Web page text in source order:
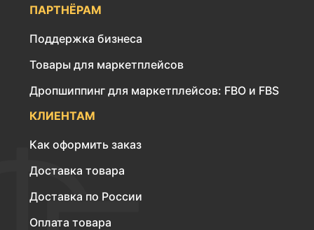
ПАРТНЁРАМ
Поддержка бизнеса
Товары для маркетплейсов
Дропшиппинг для маркетплейсов: FBO и FBS
КЛИЕНТАМ
Как оформить заказ
Доставка товара
Доставка по России
Оплата товара